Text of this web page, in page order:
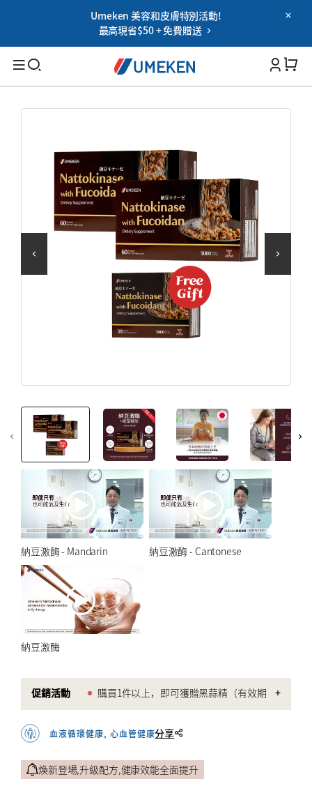
Umeken 美容和皮膚特別活動!
最高現省$50 + 免費贈送
納豆激酶 - Mandarin 納豆激酶 - Cantonese
納豆激酶
促銷活動
購買1件以上，即可獲贈黑蒜精（有效期
限：2027-10）。
+
血液循環健康, 心血管健康分享
煥新登場,升級配方,健康效能全面提升
OR
Google
用社交網登錄時的使用協議
优惠券
高達九折優惠
仅限在线
特别促销
myUmeken
Point
创建帐户
Filters
適用人群
男性
女性
老年人
美容和皮膚
心臟健康
骨及關節健康
健康產品
化妆品 ／护肤品
家電產品
床具
BY PRICE
from price
$